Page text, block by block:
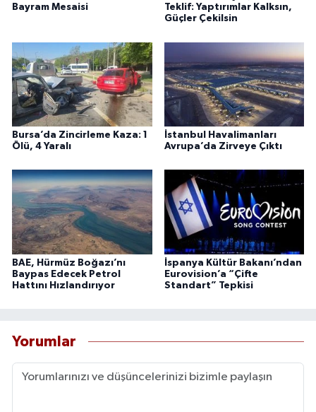
Bayram Mesaisi
Teklif: Yaptırımlar Kalksın,
Güçler Çekilsin
Bursa’da Zincirleme Kaza: 1
Ölü, 4 Yaralı
İstanbul Havalimanları
Avrupa’da Zirveye Çıktı
BAE, Hürmüz Boğazı’nı
Baypas Edecek Petrol
Hattını Hızlandırıyor
İspanya Kültür Bakanı’ndan
Eurovision’a “Çifte
Standart” Tepkisi
Yorumlar